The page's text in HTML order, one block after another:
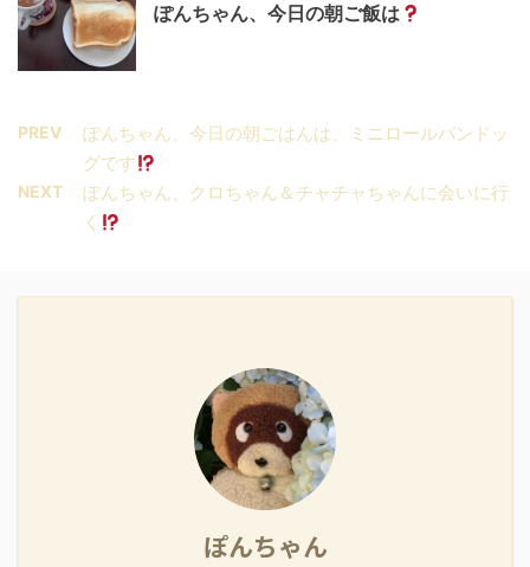
ぽんちゃん、今日の朝ご飯は
PREV
ぽんちゃん、今日の朝ごはんは、ミニロールパンドッ
グです
NEXT
ぽんちゃん、クロちゃん＆チャチャちゃんに会いに行
く
ぽんちゃん